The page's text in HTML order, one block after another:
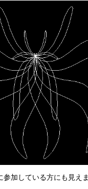
加している方にも見え